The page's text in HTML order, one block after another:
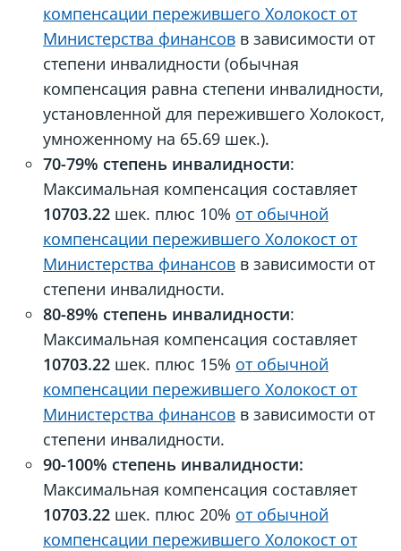
компенсации пережившего Холокост от
Министерства финансов в зависимости от
степени инвалидности (обычная
компенсация равна степени инвалидности,
установленной для пережившего Холокост,
умноженному на 65.69 шек.).
70-79% степень инвалидности:
Максимальная компенсация составляет
10703.22 шек. плюс 10% от обычной
компенсации пережившего Холокост от
Министерства финансов в зависимости от
степени инвалидности.
80-89% степень инвалидности:
Максимальная компенсация составляет
10703.22 шек. плюс 15% от обычной
компенсации пережившего Холокост от
Министерства финансов в зависимости от
степени инвалидности.
90-100% степень инвалидности:
Максимальная компенсация составляет
10703.22 шек. плюс 20% от обычной
компенсации пережившего Холокост от